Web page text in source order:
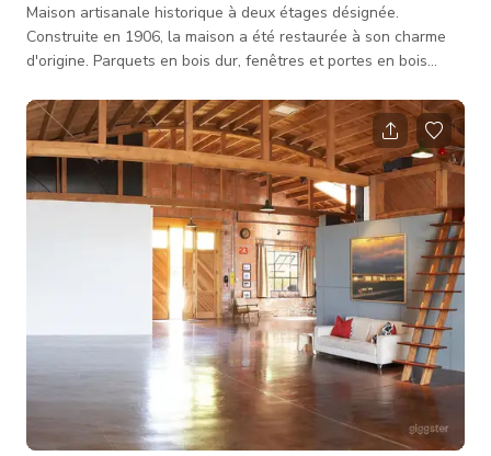
Maison artisanale historique à deux étages désignée.
Construite en 1906, la maison a été restaurée à son charme
d'origine. Parquets en bois dur, fenêtres et portes en bois
salle à manger.